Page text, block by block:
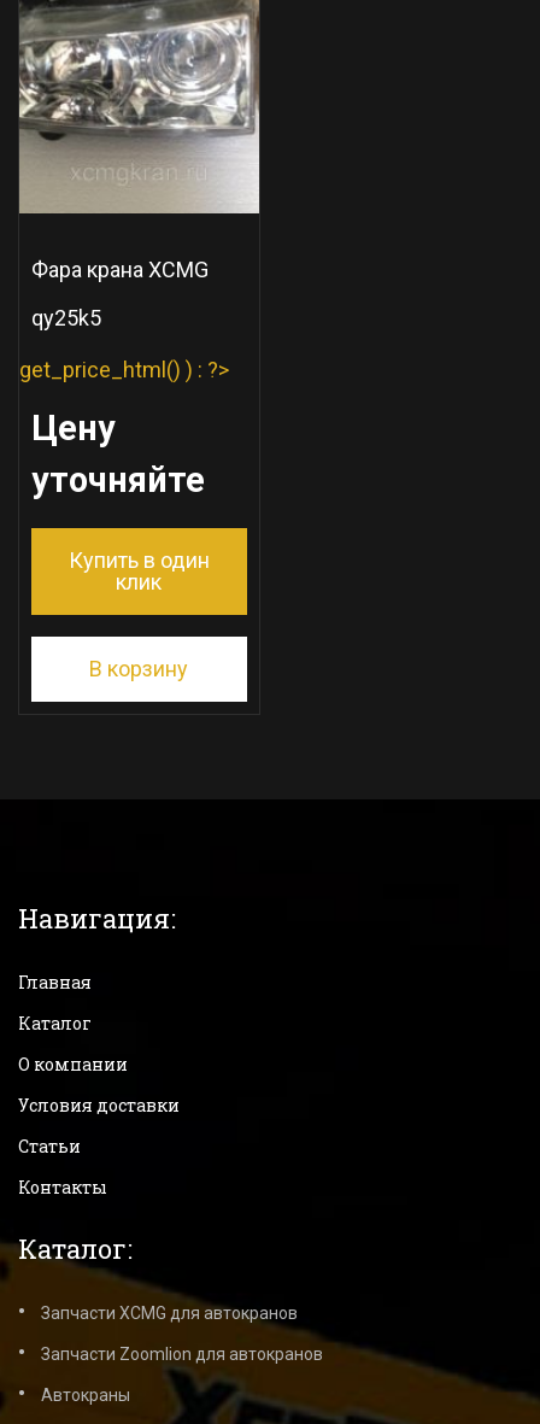
Фара крана XCMG
qy25k5
get_price_html() ) : ?>
Цену
уточняйте
Купить в один
клик
В корзину
Навигация:
Главная
Каталог
О компании
Условия доставки
Статьи
Контакты
Каталог:
Запчасти XCMG для автокранов
Запчасти Zoomlion для автокранов
Автокраны